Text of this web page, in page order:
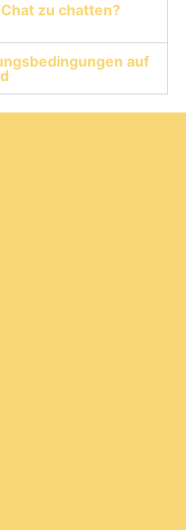
zu chatten?
auf